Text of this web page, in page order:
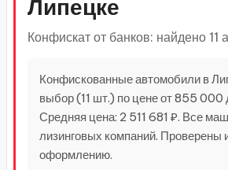
Липецке
Конфискат от банков: найдено 11
Конфискованные автомобили в
выбор (11 шт.) по цене от 855
Средняя цена: 2 511 681 ₽. Все
лизинговых компаний. Проверены
оформлению.